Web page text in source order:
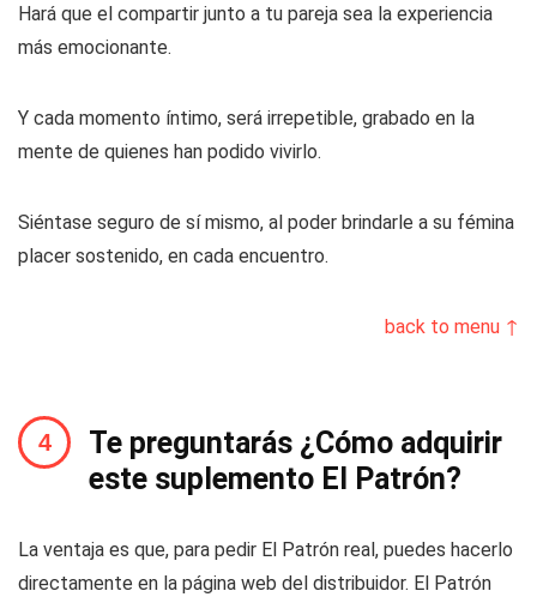
Hará que el compartir junto a tu pareja sea la experiencia
más emocionante.
Y cada momento íntimo, será irrepetible, grabado en la
mente de quienes han podido vivirlo.
Siéntase seguro de sí mismo, al poder brindarle a su fémina
placer sostenido, en cada encuentro.
back to menu ↑
Te preguntarás ¿Cómo adquirir
este suplemento El Patrón?
La ventaja es que, para pedir El Patrón real, puedes hacerlo
directamente en la página web del distribuidor. El Patrón